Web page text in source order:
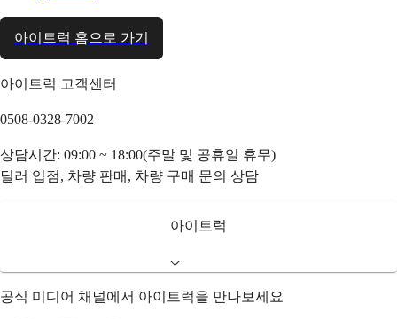
아이트럭 홈으로 가기
아이트럭 고객센터
0508-0328-7002
상담시간: 09:00 ~ 18:00(주말 및 공휴일 휴무)
딜러 입점, 차량 판매, 차량 구매 문의 상담
아이트럭
공식 미디어 채널에서 아이트럭을 만나보세요